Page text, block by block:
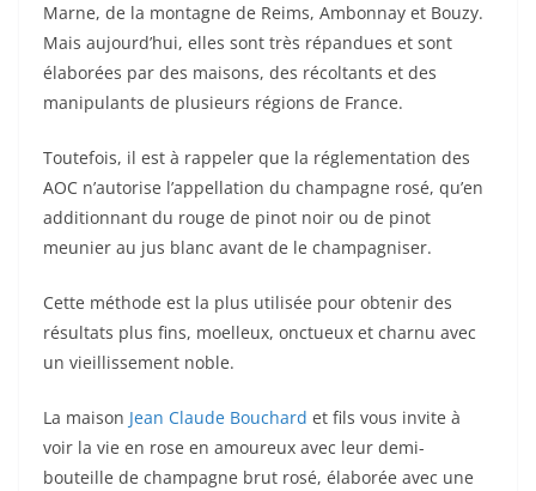
Marne, de la montagne de Reims, Ambonnay et Bouzy.
Mais aujourd’hui, elles sont très répandues et sont
élaborées par des maisons, des récoltants et des
manipulants de plusieurs régions de France.
Toutefois, il est à rappeler que la réglementation des
AOC n’autorise l’appellation du champagne rosé, qu’en
additionnant du rouge de pinot noir ou de pinot
meunier au jus blanc avant de le champagniser.
Cette méthode est la plus utilisée pour obtenir des
résultats plus fins, moelleux, onctueux et charnu avec
un vieillissement noble.
La maison Jean Claude Bouchard et fils vous invite à
voir la vie en rose en amoureux avec leur demi-
bouteille de champagne brut rosé, élaborée avec une